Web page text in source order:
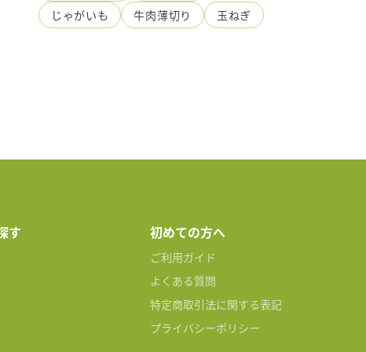
じゃがいも 牛肉薄切り 玉ねぎ
す 初めての方へ
ご利用ガイド
よくある質問
特定商取引法に関する表記
プライバシーポリシー